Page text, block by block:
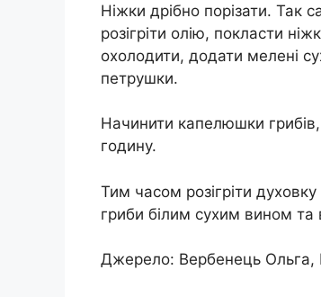
Ніжки дрібно порізати. Так
розігріти олію, покласти
охолодити, додати мелені
петрушки.
Начинити капелюшки
годину.
Тим часом розігріти
гриби білим сухим вином та
Джерело: Вербенець Ольга,